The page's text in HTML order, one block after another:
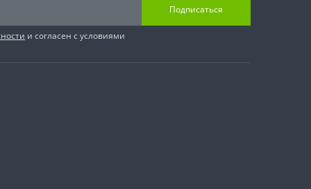
Подписаться
и согласен с условиями